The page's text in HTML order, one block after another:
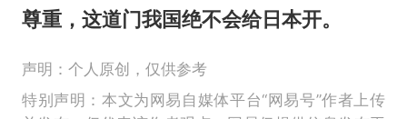
尊重，这道门我国绝不会给日本开。
声明：个人原创，仅供参考
特别声明：本文为网易自媒体平台“网易号”作者上传